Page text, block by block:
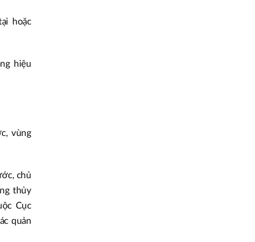
hoặc
hiệu
vùng
chủ
thủy
Cục
quản